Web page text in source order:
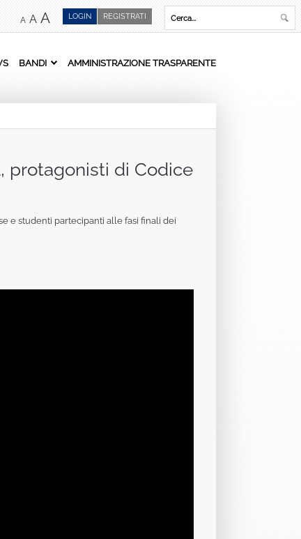
REGISTRATI
LOGIN
A A A
BANDI AMMINISTRAZIONE TRASPARENTE
protagonisti di Codice
e studenti partecipanti alle fasi finali dei